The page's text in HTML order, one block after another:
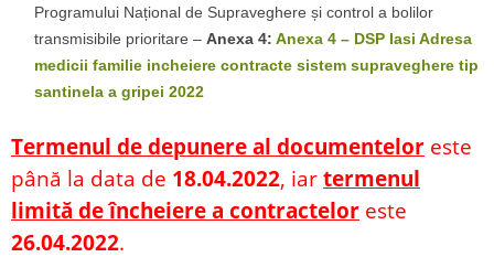
Programului Național de Supraveghere și control a bolilor
transmisibile prioritare – Anexa 4: Anexa 4 – DSP Iasi Adresa
medicii familie incheiere contracte sistem supraveghere tip
santinela a gripei 2022
Termenul de depunereal documentelor este
până la data de 18.04.2022, iartermenul
limită de încheiere a contractelor este
26.04.2022.